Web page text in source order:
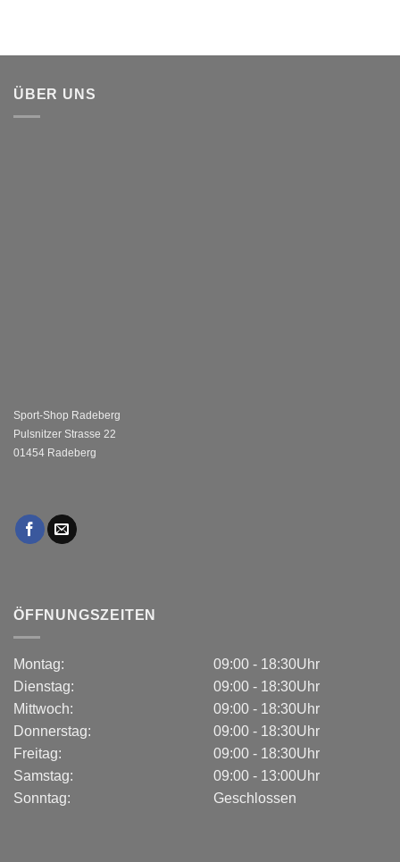
ÜBER UNS
Sport-Shop Radeberg
Pulsnitzer Strasse 22
01454 Radeberg
ÖFFNUNGSZEITEN
Montag:
Dienstag:
Mittwoch:
Donnerstag:
Freitag:
Samstag:
Sonntag:
09:00 - 18:30Uhr
09:00 - 18:30Uhr
09:00 - 18:30Uhr
09:00 - 18:30Uhr
09:00 - 18:30Uhr
09:00 - 13:00Uhr
Geschlossen